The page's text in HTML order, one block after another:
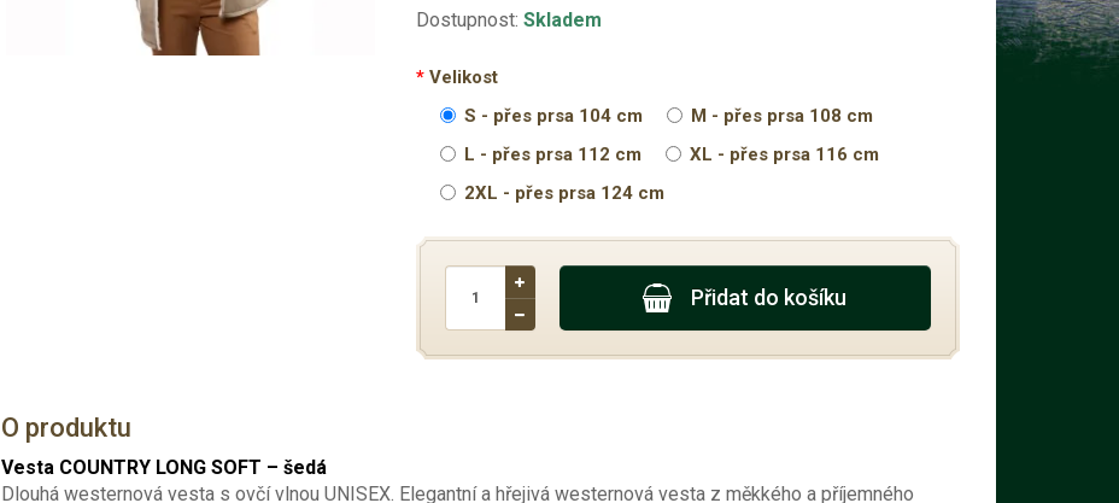
Dostupnost: Skladem
Velikost
S - přes prsa 104 cm
M - přes prsa 108 cm
L - přes prsa 112 cm
XL - přes prsa 116 cm
2XL - přes prsa 124 cm
Přidat do košíku
O produktu
Vesta COUNTRY LONG SOFT – šedá
Dlouhá westernová vesta s ovčí vlnou UNISEX. Elegantní a hřejivá westernová vesta z měkkého a příjemného